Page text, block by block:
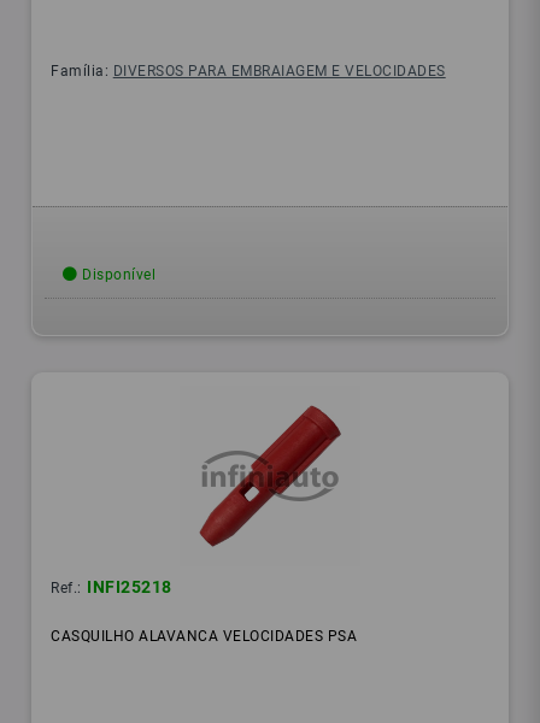
Família: DIVERSOS PARA EMBRAIAGEM E VELOCIDADES
Disponível
Ref.: INFI25218
CASQUILHO ALAVANCA VELOCIDADES PSA